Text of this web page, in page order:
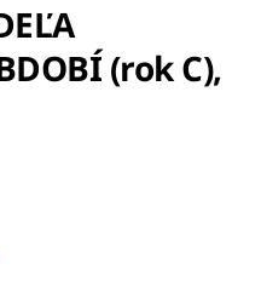
(rok C),